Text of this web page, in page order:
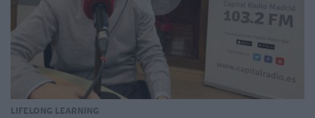
LIFELONG LEARNING